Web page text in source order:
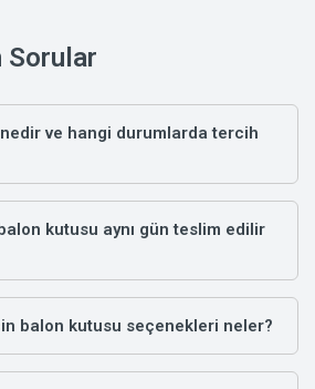
Sorular
ve hangi durumlarda tercih
kutusu aynı gün teslim edilir
balon kutusu seçenekleri neler?